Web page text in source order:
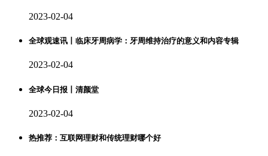
2023-02-04
全球观速讯丨临床牙周病学：牙周维持治疗的意义和内容专辑
2023-02-04
全球今日报丨清颜堂
2023-02-04
热推荐：互联网理财和传统理财哪个好